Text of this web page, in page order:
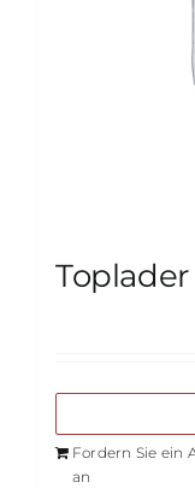
Fordern Sie ein
an